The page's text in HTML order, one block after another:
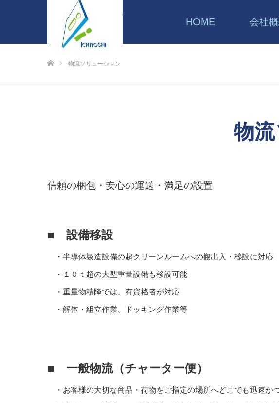
HOME 会社
ホーム
物流ソリューション
物
信頼の梱包・安心の運送・満足の設置
■ 設備移設
・半導体製造設備の超クリーンルームへの搬出入・移設に対応
・１０ｔ超の大型重量設備も移設可能
・重量物積降では、有資格者が対応
・解体・組立作業、ドッキング作業等
■ 一般物流（チャーター便）
・お客様の大切な商品・荷物をご指定の場所へどこでも迅速か